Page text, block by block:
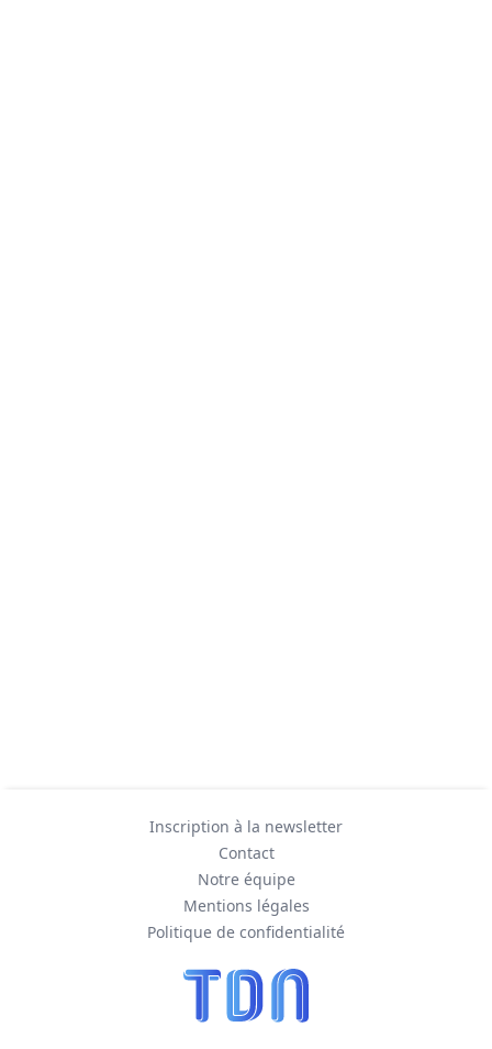
Inscription à la newsletter
Contact
Notre équipe
Mentions légales
Politique de confidentialité